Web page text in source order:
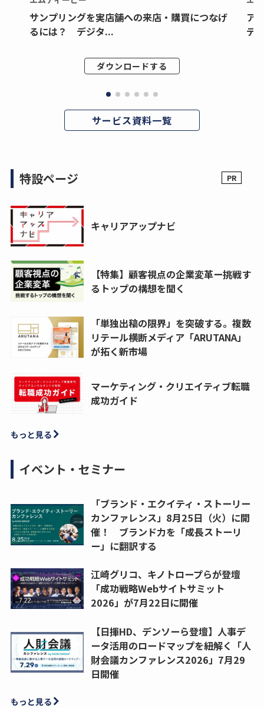
サンプリングを実店舗への来店・購買につなげ
るには？ デジタ...
ダウンロードする
ア
デ
サービス資料一覧
特設ページ
キャリアアップナビ
【特集】顧客視点の企業変革ー挑戦す
るトップの構想を聞く
「単独出稿の限界」を突破する。複数
リテール横断メディア「ARUTANA」
が拓く新市場
マーケティング・クリエイティブ転職
成功ガイド
もっと見る
イベント・セミナー
「ブランド・エクイティ・ストーリー
カンファレンス」8月25日（火）に開
催！ ブランド力を「成長ストーリ
ー」に翻訳する
江崎グリコ、キノトロープらが登壇
「成功戦略Webサイトサミット
2026」が7月22日に開催
【日揮HD、デンソーら登壇】人事デ
ータ活用のロードマップを紐解く「人
財会議カンファレンス2026」7月29
日開催
もっと見る